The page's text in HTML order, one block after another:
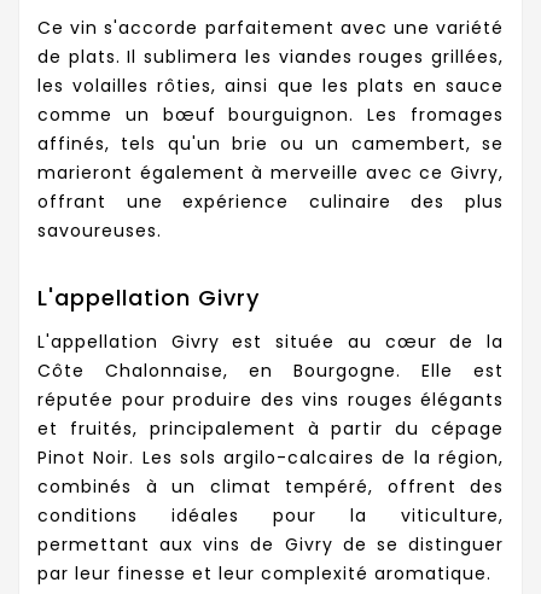
Ce vin s'accorde parfaitement avec une variété
de plats. Il sublimera les viandes rouges grillées,
les volailles rôties, ainsi que les plats en sauce
comme un bœuf bourguignon. Les fromages
affinés, tels qu'un brie ou un camembert, se
marieront également à merveille avec ce Givry,
offrant une expérience culinaire des plus
savoureuses.
L'appellation Givry
L'appellation Givry est située au cœur de la
Côte Chalonnaise, en Bourgogne. Elle est
réputée pour produire des vins rouges élégants
et fruités, principalement à partir du cépage
Pinot Noir. Les sols argilo-calcaires de la région,
combinés à un climat tempéré, offrent des
conditions idéales pour la viticulture,
permettant aux vins de Givry de se distinguer
par leur finesse et leur complexité aromatique.